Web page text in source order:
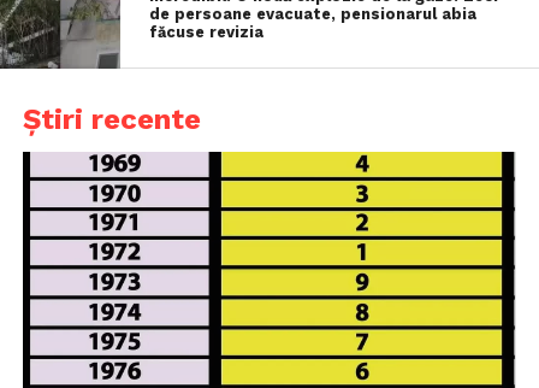
de persoane evacuate, pensionarul abia
făcuse revizia
Știri recente